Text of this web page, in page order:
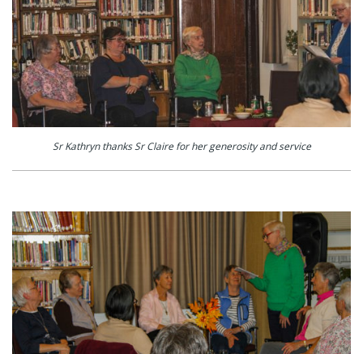
Sr Kathryn thanks Sr Claire for her generosity and service